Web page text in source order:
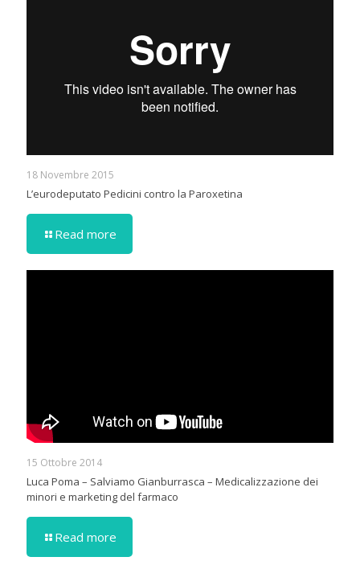
18 Novembre 2015
L’eurodeputato Pedicini contro la Paroxetina
Read more
15 Ottobre 2014
Luca Poma – Salviamo Gianburrasca – Medicalizzazione dei
minori e marketing del farmaco
Read more